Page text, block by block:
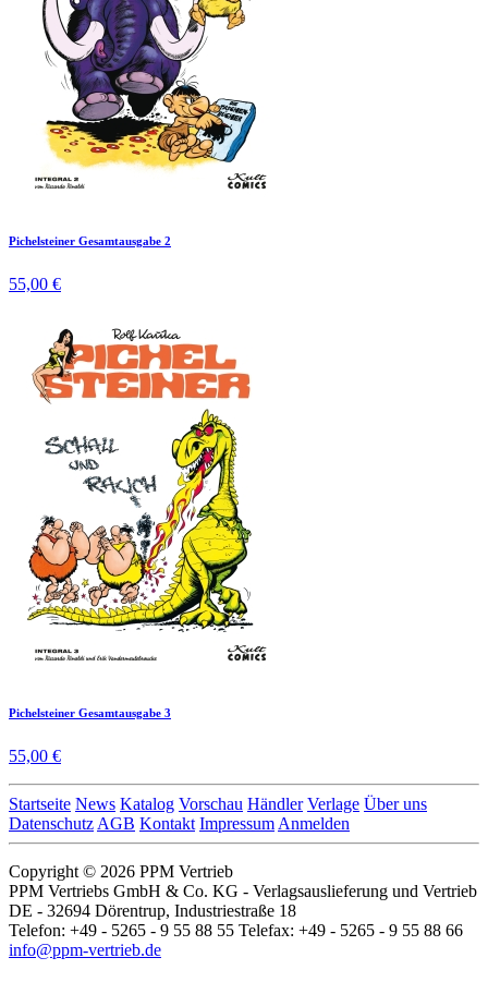
Pichelsteiner Gesamtausgabe 2
55,00 €
Pichelsteiner Gesamtausgabe 3
55,00 €
Startseite News Katalog Vorschau Händler Verlage Über uns
Datenschutz AGB Kontakt Impressum Anmelden
Copyright © 2026 PPM Vertrieb
PPM Vertriebs GmbH & Co. KG - Verlagsauslieferung und Vertrieb
DE - 32694 Dörentrup, Industriestraße 18
Telefon: +49 - 5265 - 9 55 88 55 Telefax: +49 - 5265 - 9 55 88 66
info@ppm-vertrieb.de